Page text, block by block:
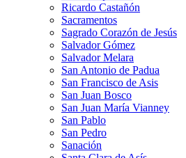
Ricardo Castañón
Sacramentos
Sagrado Corazón de Jesús
Salvador Gómez
Salvador Melara
San Antonio de Padua
San Francisco de Asis
San Juan Bosco
San Juan María Vianney
San Pablo
San Pedro
Sanación